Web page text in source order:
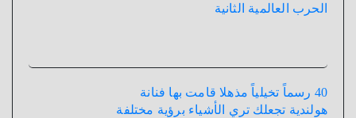
الحرب العالمية الثانية
40 رسماً تخيلياً مذهلا قامت بها فنانة
هولندية تجعلك تري الأشياء برؤية مختلفة